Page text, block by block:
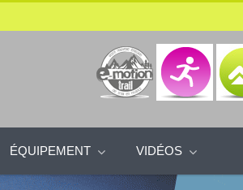
ÉQUIPEMENT VIDÉOS